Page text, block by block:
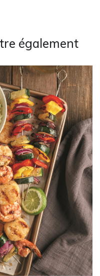
également